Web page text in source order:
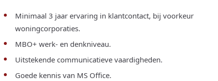
Minimaal 3 jaar ervaring in klantcontact, bij voorkeur
woningcorporaties.
MBO+ werk- en denkniveau.
Uitstekende communicatieve vaardigheden.
Goede kennis van MS Office.